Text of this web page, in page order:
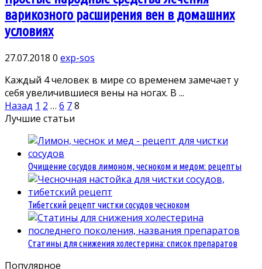
варикозного расширения вен в домашних
условиях
27.07.2018 0 exp-sos
Каждый 4 человек в мире со временем замечает у
себя увеличившиеся вены на ногах. В ...
Пагинация
записей
Назад 1 2 … 6 78
Лучшие статьи
Очищение сосудов лимоном, чесноком и медом: рецепты
Тибетский рецепт чистки сосудов чесноком
Статины для снижения холестерина: список препаратов
Популярное